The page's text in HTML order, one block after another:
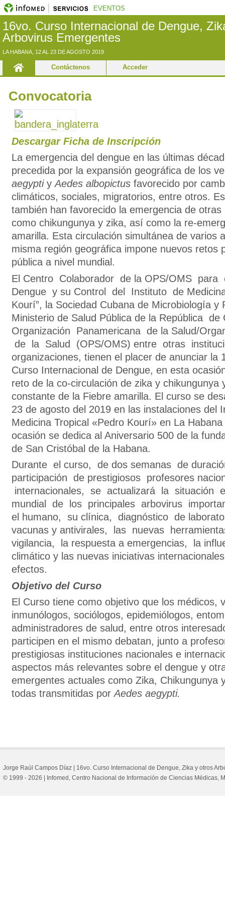
EVENTOS
16vo. Curso Internacional de Dengue,
Arbovirus Emergentes
LA HABANA, 12 AL 23 DE AGOSTO 2019
Contáctenos Acceder
Convocatoria
Descargar Ficha de Inscripción
La emergencia del dengue en las últimas
precedida por la expansión geográfica de los
aegypti y Aedes albopictus favorecido por
climáticos, sociales, migratorios, entre otros.
también han favorecido la emergencia de
como chikungunya y zika, así como la re-
amarilla. Esta circulación simultánea de varios
misma región geográfica impone nuevos retos
pública a nivel mundial.
El Centro Colaborador de la OPS/OMS
Dengue y su Control del Instituto de Medicina
Kourí”, la Sociedad Cubana de Microbiología y
Ministerio de Salud Pública de la República de
Organización Panamericana de la Salud/
de la Salud (OPS/OMS) entre otras
organizaciones, tienen el placer de anunciar la
Curso Internacional de Dengue, en esta
reto de la co-circulación de zika y chikungunya
constante de la Fiebre amarilla. El curso se
23 de agosto del 2019 en las instalaciones del
Medicina Tropical «Pedro Kourí» en La
ocasión se dedica al Aniversario 500 de la
de San Cristóbal de la Habana.
Durante el curso, de dos semanas de
participación de prestigiosos profesores
internacionales, se actualizará la situación
mundial de los principales arbovirus
el humano, su clínica, diagnóstico de
vacunas y antivirales, las nuevas
vigilancia, la respuesta a emergencias, la
climático y las nuevas iniciativas
efectos.
Objetivo del Curso
El Curso tiene como objetivo que los médicos,
inmunólogos, sociólogos, epidemiólogos,
administradores de salud, entre otros
participen en el mismo debatan, junto a
prestigiosas instituciones nacionales e
aspectos más relevantes sobre el dengue y
emergentes actuales como Zika, Chikungunya
todas transmitidas por Aedes aegypti.
Jorge Raúl Campos Díaz | 16vo. Curso Internacional de Dengue, Zika y otros
© 1999 - 2026 | Infomed, Centro Nacional de Información de Ciencias Médicas,